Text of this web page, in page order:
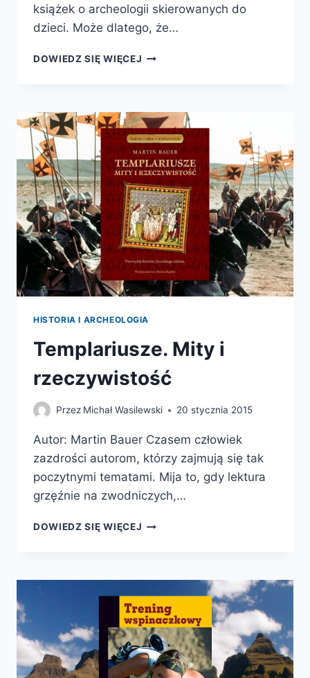
książek o archeologii skierowanych do
dzieci. Może dlatego, że…
DOWIEDZ SIĘ WIĘCEJ PREHISTORIA.
DZIECI
HISTORIA I ARCHEOLOGIA
Templariusze. Mity i
rzeczywistość
Przez Michał Wasilewski 20 stycznia 2015
Autor: Martin Bauer Czasem człowiek
zazdrości autorom, którzy zajmują się tak
poczytnymi tematami. Mija to, gdy lektura
grzęźnie na zwodniczych,…
DOWIEDZ SIĘ WIĘCEJ TEMPLARIUSZE.